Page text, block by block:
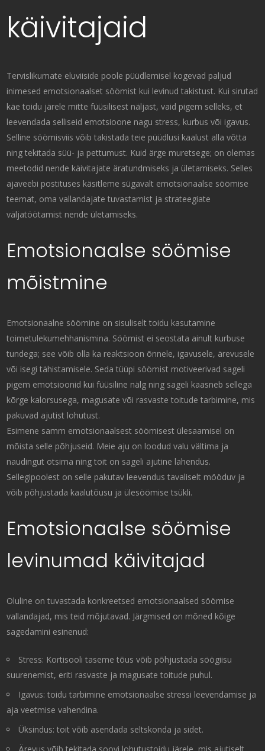
käivitajaid
Tervislikumate eluviiside poole püüdlemisel kogevad paljud
inimesed emotsionaalset söömist kui levinud takistust. Kui sirutad
käe toidu järele mitte füüsilisest näljast, vaid pigem selleks, et
leevendada selliseid emotsioone nagu stress, kurbus või igavus.
Selline söömisviis võib takistada teie püüdlusi kaalust alla võtta
ning tekitada süü- ja pettumust. Kuid ärge muretsege; on olemas
meetodid nende käivitajate äratundmiseks ja ületamiseks. Selles
ajaveebi postituses käsitleme sügavalt emotsionaalse söömise
teemat, oma vallandajate tuvastamist ja strateegiate
väljatöötamist nende ületamiseks.
Emotsionaalse söömise
mõistmine
Emotsionaalne söömine on sisuliselt toidu kasutamine
toimetulekumehhanismina. Söömist ei seostata ainult kurbuse
tundega; see võib olla ka reaktsioon õnnele, igavusele, ärevusele
või isegi tähistamisele. Seda tüüpi söömist motiveerivad sageli
pigem emotsioonid kui füüsiline nälg ning sageli kaasneb sellega
kõrge kalorsusega, magusate või rasvaste toitude tarbimine, mis
pakuvad ajutist lohutust.
Esimene samm emotsionaalsest söömisest ülesaamisel on
mõista selle põhjuseid. Meie aju on loodud valu vältima ja
naudingut otsima ning toit on sageli ajutine lahendus.
Sellegipoolest on selle pakutav leevendus tavaliselt mööduv ja
võib põhjustada kaalutõusu ja ülesöömise tsükli.
Emotsionaalse söömise
levinumad käivitajad
Oluline on tuvastada konkreetsed emotsionaalsed söömise
vallandajad, mis teid mõjutavad. Järgmised on mõned kõige
sagedamini esinenud:
Stress: Kortisooli taseme tõus võib põhjustada söögiisu
suurenemist, eriti rasvaste ja magusate toitude puhul.
Igavus: toidu tarbimine emotsionaalse stressi leevendamise ja
aja veetmise vahendina.
Üksindus: toit võib asendada seltskonda ja sidet.